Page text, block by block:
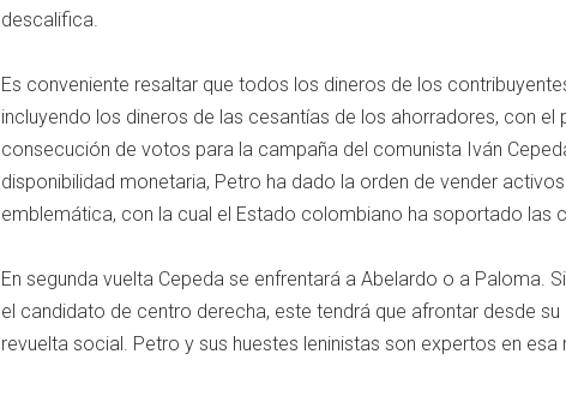
descalifica.
Es conveniente resaltar que todos los dineros de los
incluyendo los dineros de las cesantías de los ahorradores, con el
consecución de votos para la campaña del comunista Iván
disponibilidad monetaria, Petro ha dado la orden de vender
emblemática, con la cual el Estado colombiano ha soportado las
En segunda vuelta Cepeda se enfrentará a Abelardo o a Paloma.
el candidato de centro derecha, este tendrá que afrontar desde
revuelta social. Petro y sus huestes leninistas son expertos en esa